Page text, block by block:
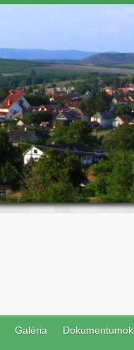
Galéria Dokumentumok